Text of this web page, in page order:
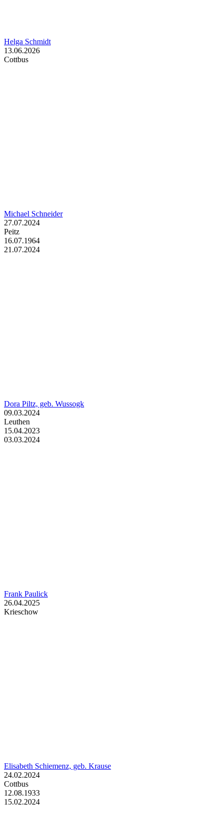
Helga Schmidt
13.06.2026
Cottbus
Michael Schneider
27.07.2024
Peitz
16.07.1964
21.07.2024
Dora Piltz, geb. Wussogk
09.03.2024
Leuthen
15.04.2023
03.03.2024
Frank Paulick
26.04.2025
Krieschow
Elisabeth Schiemenz, geb. Krause
24.02.2024
Cottbus
12.08.1933
15.02.2024